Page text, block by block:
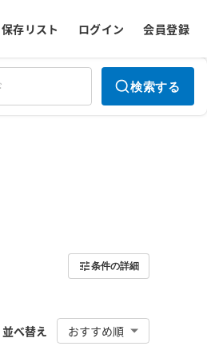
保存リスト ログイン 会員登録
検索する
条件の詳細
並べ替え おすすめ順